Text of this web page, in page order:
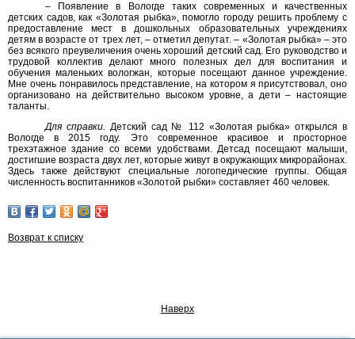
– Появление в Вологде таких современных и качественных
детских садов, как «Золотая рыбка», помогло городу решить проблему с
предоставление мест в дошкольных образовательных учреждениях
детям в возрасте от трех лет, – отметил депутат. – «Золотая рыбка» – это
без всякого преувеличения очень хороший детский сад. Его руководство и
трудовой коллектив делают много полезных дел для воспитания и
обучения маленьких вологжан, которые посещают данное учреждение.
Мне очень понравилось представление, на котором я присутствовал, оно
организовано на действительно высоком уровне, а дети – настоящие
таланты.
Для справки. Детский сад № 112 «Золотая рыбка» открылся в
Вологде в 2015 году. Это современное красивое и просторное
трехэтажное здание со всеми удобствами. Детсад посещают малыши,
достигшие возраста двух лет, которые живут в окружающих микрорайонах.
Здесь также действуют специальные логопедические группы. Общая
численность воспитанников «Золотой рыбки» составляет 460 человек.
Возврат к списку
Наверх